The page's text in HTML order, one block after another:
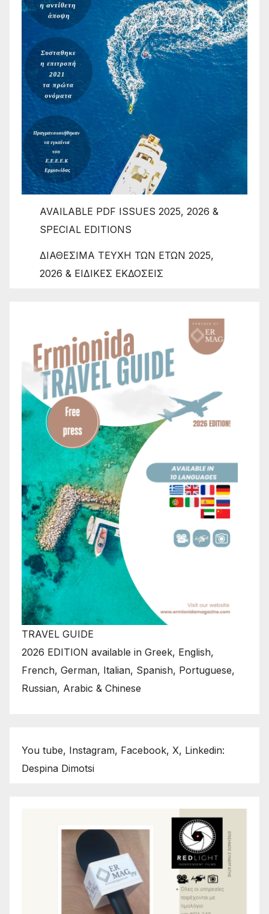
AVAILABLE PDF ISSUES 2025, 2026 &
SPECIAL EDITIONS
ΔΙΑΘΕΣΙΜΑ ΤΕΥΧΗ ΤΩΝ ΕΤΩΝ 2025,
2026 & ΕΙΔΙΚΕΣ ΕΚΔΟΣΕΙΣ
TRAVEL GUIDE
2026 EDITION available in Greek, English,
French, German, Italian, Spanish, Portuguese,
Russian, Arabic & Chinese
You tube, Instagram, Facebook, X, Linkedin:
Despina Dimotsi